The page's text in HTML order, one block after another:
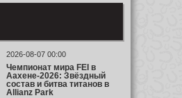
2026-08-07 00:00
Чемпионат мира FEI в
Аахене-2026: Звёздный
состав и битва титанов в
Allianz Park